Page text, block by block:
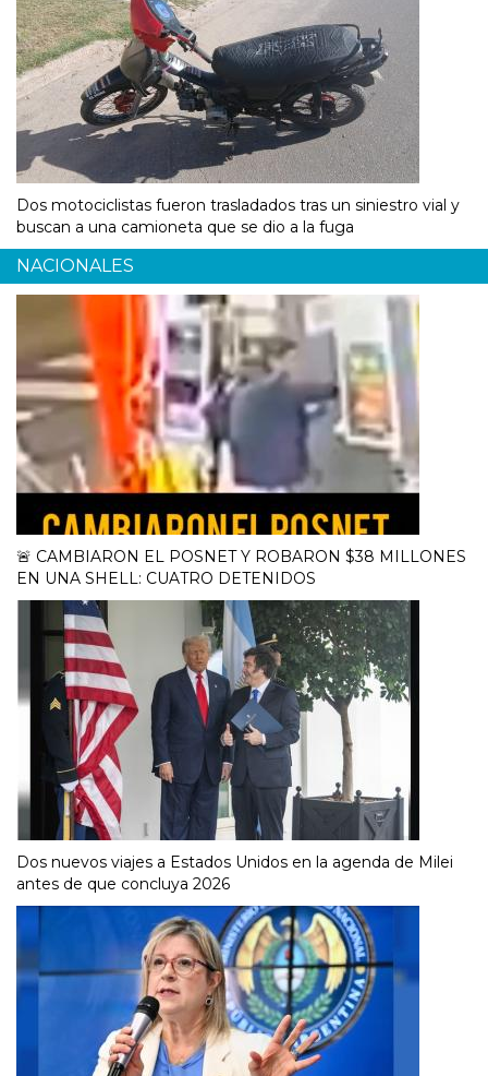
Dos motociclistas fueron trasladados tras un siniestro vial y
buscan a una camioneta que se dio a la fuga
NACIONALES
🚨 CAMBIARON EL POSNET Y ROBARON $38 MILLONES
EN UNA SHELL: CUATRO DETENIDOS
Dos nuevos viajes a Estados Unidos en la agenda de Milei
antes de que concluya 2026